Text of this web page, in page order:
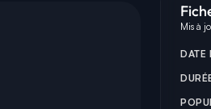
Mis à
DATE